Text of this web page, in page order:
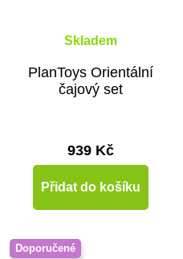
Skladem
PlanToys Orientální
čajový set
939 Kč
Přidat do košíku
Doporučené